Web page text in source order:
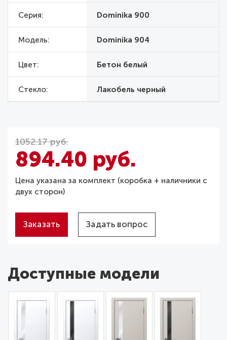
Серия Dominika 900
Модель Dominika 904
Цвет Бетон белый
Стекло Лакобель черный
1052.17 руб.
894.40 руб.
Цена указана за комплект (коробка + наличники с
двух сторон)
Заказать Задать вопрос
Доступные модели